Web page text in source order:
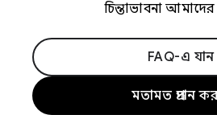
চিন্তাভাবনা আমাদের
FAQ-এ যান
মতামত প্রদান